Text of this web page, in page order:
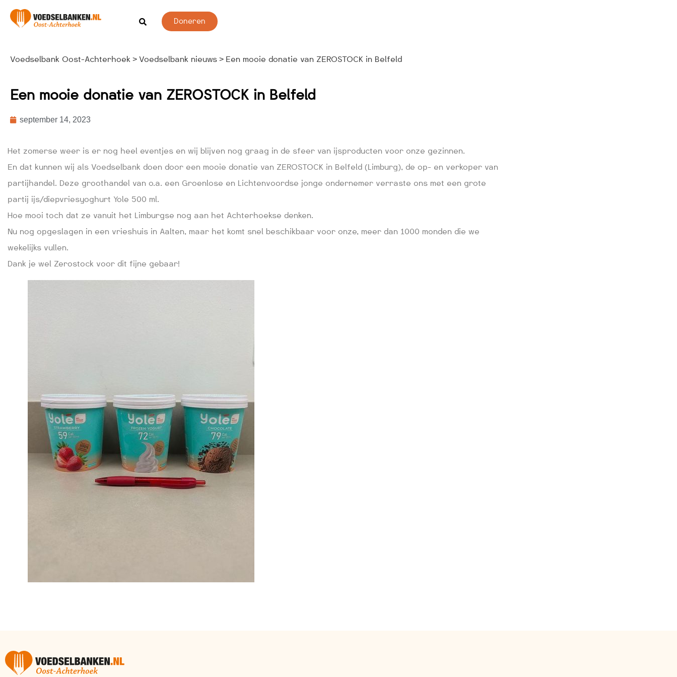
Doneren
Voedselbank Oost-Achterhoek > Voedselbank nieuws > Een mooie donatie van ZEROSTOCK in Belfeld
Een mooie donatie van ZEROSTOCK in Belfeld
september 14, 2023
Het zomerse weer is er nog heel eventjes en wij blijven nog graag in de sfeer van ijsproducten voor onze gezinnen.
En dat kunnen wij als Voedselbank doen door een mooie donatie van ZEROSTOCK in Belfeld (Limburg), de op- en verkoper van
partijhandel. Deze groothandel van o.a. een Groenlose en Lichtenvoordse jonge ondernemer verraste ons met een grote
partij ijs/diepvriesyoghurt Yole 500 ml.
Hoe mooi toch dat ze vanuit het Limburgse nog aan het Achterhoekse denken.
Nu nog opgeslagen in een vrieshuis in Aalten, maar het komt snel beschikbaar voor onze, meer dan 1000 monden die we
wekelijks vullen.
Dank je wel Zerostock voor dit fijne gebaar!